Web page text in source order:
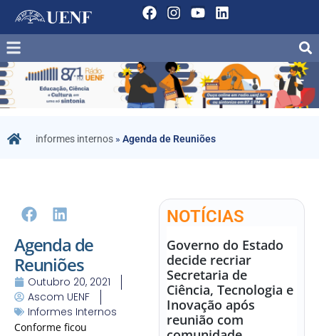
informes internos »Agenda de Reuniões
Agenda de
Reuniões
Outubro 20, 2021
Ascom UENF
Informes Internos
Conforme ficou
NOTÍCIAS
Governo do Estado
decide recriar
Secretaria de
Ciência, Tecnologia e
Inovação após
reunião com